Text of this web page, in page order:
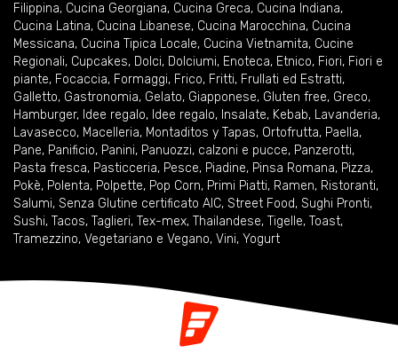
Filippina, Cucina Georgiana, Cucina Greca, Cucina Indiana,
Cucina Latina, Cucina Libanese, Cucina Marocchina, Cucina
Messicana, Cucina Tipica Locale, Cucina Vietnamita, Cucine
Regionali, Cupcakes, Dolci, Dolciumi, Enoteca, Etnico, Fiori, Fiori e
piante, Focaccia, Formaggi, Frico, Fritti, Frullati ed Estratti,
Galletto, Gastronomia, Gelato, Giapponese, Gluten free, Greco,
Hamburger, Idee regalo, Idee regalo, Insalate, Kebab, Lavanderia,
Lavasecco, Macelleria, Montaditos y Tapas, Ortofrutta, Paella,
Pane, Panificio, Panini, Panuozzi, calzoni e pucce, Panzerotti,
Pasta fresca, Pasticceria, Pesce, Piadine, Pinsa Romana, Pizza,
Pokè, Polenta, Polpette, Pop Corn, Primi Piatti, Ramen, Ristoranti,
Salumi, Senza Glutine certificato AIC, Street Food, Sughi Pronti,
Sushi, Tacos, Taglieri, Tex-mex, Thailandese, Tigelle, Toast,
Tramezzino, Vegetariano e Vegano, Vini, Yogurt